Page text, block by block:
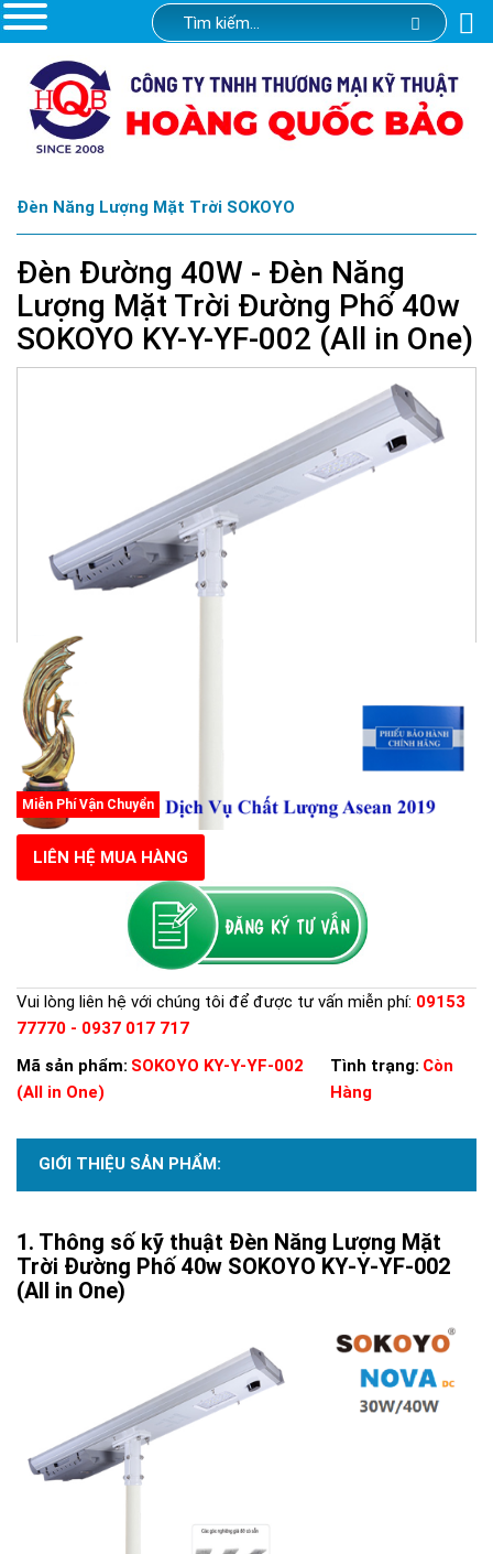
Đèn Năng Lượng Mặt Trời SOKOYO
Đèn Đường 40W - Đèn Năng
Lượng Mặt Trời Đường Phố 40w
SOKOYO KY-Y-YF-002 (All in One)
Miễn Phí Vận Chuyển
LIÊN HỆ MUA HÀNG
Vui lòng liên hệ với chúng tôi để được tư vấn miễn phí: 09153
77770 - 0937 017 717
Mã sản phẩm: SOKOYO KY-Y-YF-002
(All in One)
Tình trạng: Còn
Hàng
GIỚI THIỆU SẢN PHẨM:
Thông số kỹ thuật Đèn Năng Lượng Mặt
Trời Đường Phố 40w SOKOYO KY-Y-YF-002
(All in One)